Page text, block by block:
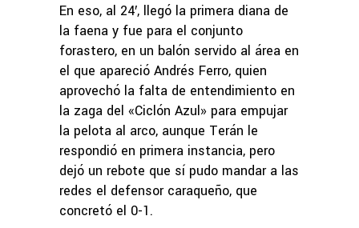
En eso, al 24′, llegó la primera diana de
la faena y fue para el conjunto
forastero, en un balón servido al área en
el que apareció Andrés Ferro, quien
aprovechó la falta de entendimiento en
la zaga del «Ciclón Azul» para empujar
la pelota al arco, aunque Terán le
respondió en primera instancia, pero
dejó un rebote que sí pudo mandar a las
redes el defensor caraqueño, que
concretó el 0-1.